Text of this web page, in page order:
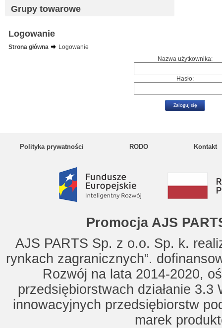
Grupy towarowe
Logowanie
Strona główna
Logowanie
Nazwa użytkownika:
Hasło:
Polityka prywatności RODO Kontakt
Promocja AJS
AJS PARTS Sp. z o.o. Sp. k.
rynkach zagranicznych”.
Rozwój na lata 2014-2020,
przedsiębiorstwach działanie
innowacyjnych przedsiębiorstw
marek